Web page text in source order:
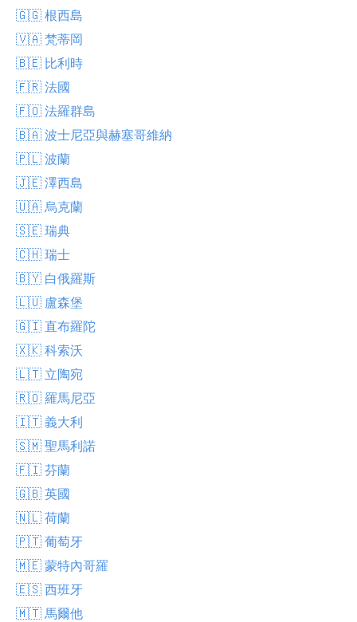
🇬🇬 根西島
🇻🇦 梵蒂岡
🇧🇪 比利時
🇫🇷 法國
🇫🇴 法羅群島
🇧🇦 波士尼亞與赫塞哥維納
🇵🇱 波蘭
🇯🇪 澤西島
🇺🇦 烏克蘭
🇸🇪 瑞典
🇨🇭 瑞士
🇧🇾 白俄羅斯
🇱🇺 盧森堡
🇬🇮 直布羅陀
🇽🇰 科索沃
🇱🇹 立陶宛
🇷🇴 羅馬尼亞
🇮🇹 義大利
🇸🇲 聖馬利諾
🇫🇮 芬蘭
🇬🇧 英國
🇳🇱 荷蘭
🇵🇹 葡萄牙
🇲🇪 蒙特內哥羅
🇪🇸 西班牙
🇲🇹 馬爾他